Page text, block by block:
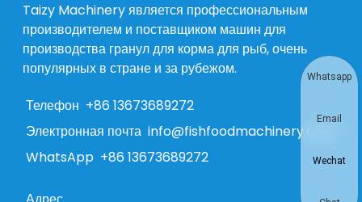
Taizy Machinery является профессиональным
производителем и поставщиком машин для
производства гранул для корма для рыб, очень
популярных в стране и за рубежом.
Телефон +86 13673689272
Электронная почта info@fishfoodmachinery.com
WhatsApp +86 13673689272
Whatsapp
Email
Wechat